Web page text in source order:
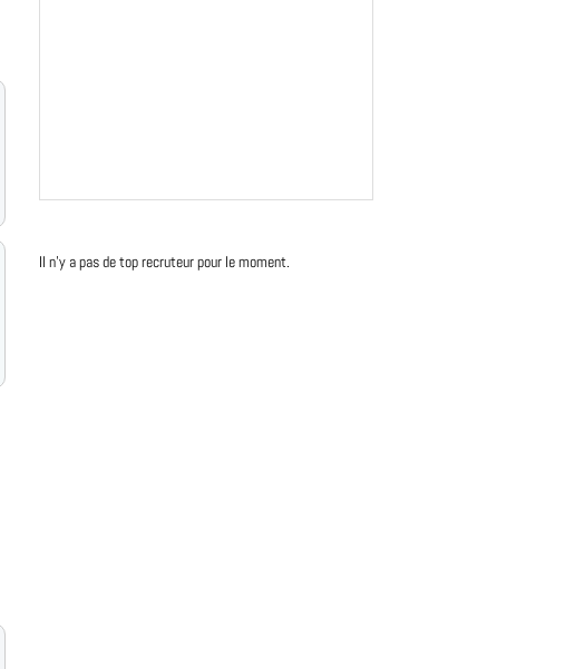
Il n'y a pas de top recruteur pour le moment.